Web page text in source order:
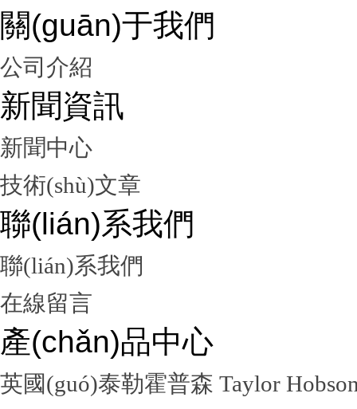
關(guān)于我們
公司介紹
新聞資訊
新聞中心
技術(shù)文章
聯(lián)系我們
聯(lián)系我們
在線留言
產(chǎn)品中心
英國(guó)泰勒霍普森 Taylor